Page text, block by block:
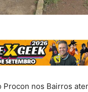
Procon nos Bairros